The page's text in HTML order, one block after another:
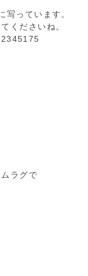
写っています。
くださいね。
ラグで